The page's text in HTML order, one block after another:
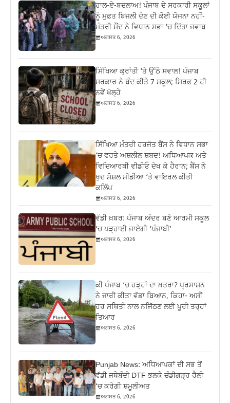
ਹਾਲ-ਏ-ਬਦਲਾਅ! ਪੰਜਾਬ ਦੇ ਸਰਕਾਰੀ ਸਕੂਲਾਂ
ਨੂੰ ਮੁਫ਼ਤ ਬਿਜਲੀ ਦੇਣ ਦੀ ਕੋਈ ਯੋਜਨਾ ਨਹੀਂ-
ਮੰਤਰੀ ਸੌਂਦ ਨੇ ਵਿਧਾਨ ਸਭਾ ‘ਚ ਦਿੱਤਾ ਜਵਾਬ
ਅਗਸਤ 6, 2026
ਸਿੱਖਿਆ ਕ੍ਰਾਂਤੀ ‘ਤੇ ਉੱਠੇ ਸਵਾਲ! ਪੰਜਾਬ
ਸਰਕਾਰ ਨੇ ਬੰਦ ਕੀਤੇ 7 ਸਕੂਲ; ਸਿਰਫ਼ 2 ਹੀ
ਨਵੇਂ ਖੋਲ੍ਹੇ
ਅਗਸਤ 6, 2026
ਸਿੱਖਿਆ ਮੰਤਰੀ ਹਰਜੋਤ ਬੈਂਸ ਨੇ ਵਿਧਾਨ ਸਭਾ
‘ਚ ਵਰਤੇ ਅਸ਼ਲੀਲ ਸ਼ਬਦ! ਅਧਿਆਪਕ ਅਤੇ
ਵਿਦਿਆਰਥੀ ਵੀਡੀਓ ਦੇਖ ਕੇ ਹੈਰਾਨ; ਬੈਂਸ ਨੇ
ਖੁਦ ਸੋਸ਼ਲ ਮੀਡੀਆ ‘ਤੇ ਵਾਇਰਲ ਕੀਤੀ
ਕਲਿੱਪ
ਅਗਸਤ 6, 2026
ਵੱਡੀ ਖ਼ਬਰ: ਪੰਜਾਬ ਅੰਦਰ ਬਣੇ ਆਰਮੀ ਸਕੂਲ
‘ਚ ਪੜ੍ਹਾਈ ਜਾਏਗੀ ‘ਪੰਜਾਬੀ’
ਅਗਸਤ 6, 2026
ਕੀ ਪੰਜਾਬ ‘ਚ ਹੜ੍ਹਾਂ ਦਾ ਖ਼ਤਰਾ? ਪ੍ਰਸਾਸ਼ਨ
ਨੇ ਜਾਰੀ ਕੀਤਾ ਵੱਡਾ ਬਿਆਨ, ਕਿਹਾ- ਅਸੀਂ
ਹਰ ਸਥਿਤੀ ਨਾਲ ਨਜਿੱਠਣ ਲਈ ਪੂਰੀ ਤਰ੍ਹਾਂ
ਤਿਆਰ
ਅਗਸਤ 6, 2026
Punjab News: ਅਧਿਆਪਕਾਂ ਦੀ ਸਭ ਤੋਂ
ਵੱਡੀ ਜਥੇਬੰਦੀ DTF ਭਲਕੇ ਚੰਡੀਗੜ੍ਹ ਰੈਲੀ
‘ਚ ਕਰੇਗੀ ਸ਼ਮੂਲੀਅਤ
ਅਗਸਤ 6, 2026